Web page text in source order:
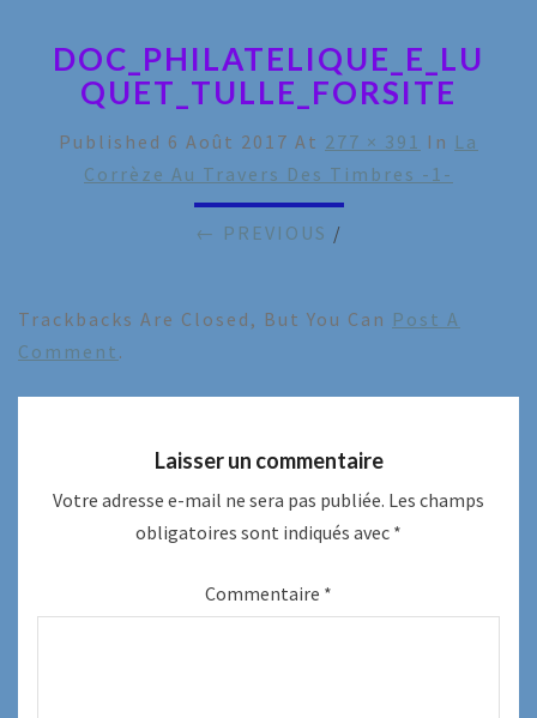
DOC_PHILATELIQUE_E_LU
QUET_TULLE_FORSITE
Published 6 Août 2017 At 277 × 391 In La
Corrèze Au Travers Des Timbres -1-
← PREVIOUS /
Trackbacks Are Closed, But You Can Post A
Comment .
Laisser un commentaire
Votre adresse e-mail ne sera pas publiée. Les champs
obligatoires sont indiqués avec *
Commentaire *